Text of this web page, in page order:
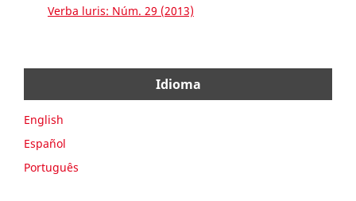
Verba luris: Núm. 29 (2013)
Idioma
English
Español
Português